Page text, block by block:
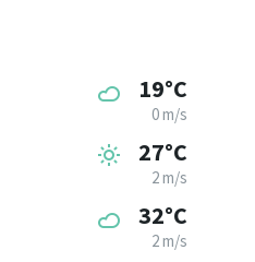
19°C
0 m/s
27°C
2 m/s
32°C
2 m/s